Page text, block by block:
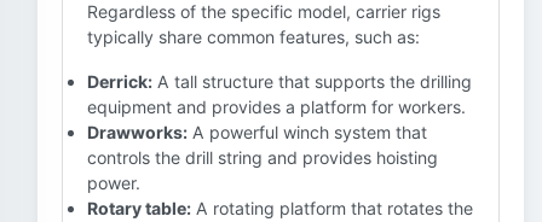
Regardless of the specific model, carrier rigs
typically share common features, such as:
Derrick: A tall structure that supports the drilling
equipment and provides a platform for workers.
Drawworks: A powerful winch system that
controls the drill string and provides hoisting
power.
Rotary table: A rotating platform that rotates the